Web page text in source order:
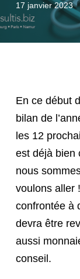
17 janvier 2023
En ce début
bilan de
les 12
est déjà bien
nous
voulons aller
confrontée à
devra être
aussi
conseil.